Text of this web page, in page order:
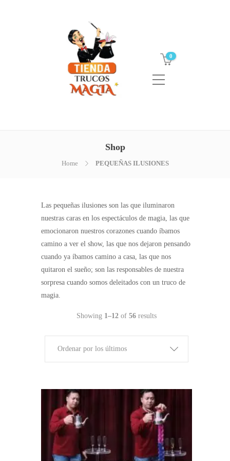
0
Shop
Home PEQUEÑAS ILUSIONES
Las pequeñas ilusiones son las que iluminaron
nuestras caras en los espectáculos de magia, las que
emocionaron nuestros corazones cuando íbamos
camino a ver el show, las que nos dejaron pensando
cuando ya íbamos camino a casa, las que nos
quitaron el sueño; son las responsables de nuestra
sorpresa cuando somos deleitados con un truco de
magia.
Showing 1–12 of 56 results
Ordenar por los últimos